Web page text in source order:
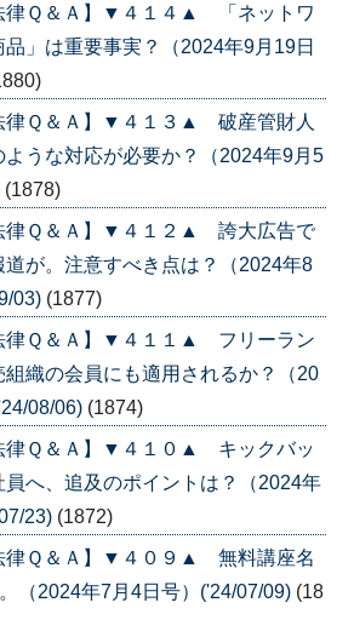
律Ｑ＆Ａ】▼４１４▲ 「ネットワ
」は重要事実？（2024年9月19日
律Ｑ＆Ａ】▼４１３▲ 破産管財人
うな対応が必要か？（2024年9月5
(1878)
律Ｑ＆Ａ】▼４１２▲ 誇大広告で
が。注意すべき点は？（2024年8
03) (1877)
律Ｑ＆Ａ】▼４１１▲ フリーラン
組織の会員にも適用されるか？（20
08/06) (1874)
律Ｑ＆Ａ】▼４１０▲ キックバッ
員へ、追及のポイントは？（2024年
23) (1872)
律Ｑ＆Ａ】▼４０９▲ 無料講座名
（2024年7月4日号）('24/07/09) (18